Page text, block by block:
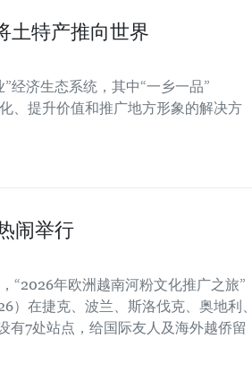
土特产推向世界
经济生态系统，其中“一乡一品”
、提升价值和推广地方形象的解决方
闹举行
“2026年欧洲越南河粉文化推广之旅”
）在捷克、波兰、斯洛伐克、奥地利、
有7处站点，给国际友人及海外越侨留